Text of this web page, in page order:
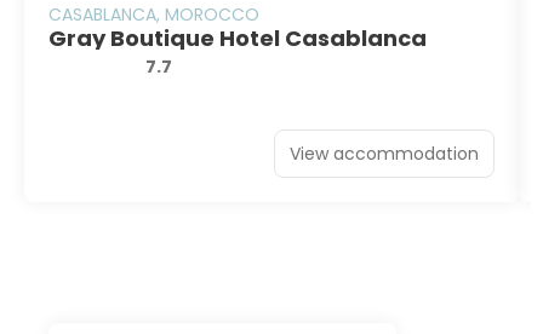
CASABLANCA, MOROCCO
Gray Boutique Hotel Casablanca
7.7
View accommodation